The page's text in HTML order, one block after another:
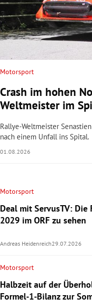
Motorsport
Crash im hohen
Weltmeister im
Rallye-Weltmeister
nach einem Unfall ins Spital.
01.08.2026
Motorsport
Deal mit ServusTV: Die
2029 im ORF zu sehen
Andreas Heidenreich29.07.2026
Motorsport
Halbzeit auf der
Formel-1-Bilanz zur